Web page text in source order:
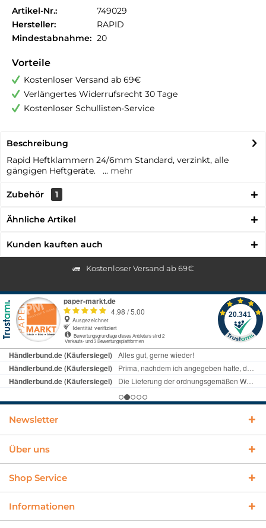
Artikel-Nr.:
749029
Hersteller:
RAPID
Mindestabnahme: 20
Vorteile
Kostenloser Versand ab 69€
Verlängertes Widerrufsrecht 30 Tage
Kostenloser Schullisten-Service
Beschreibung
Rapid Heftklammern 24/6mm Standard, verzinkt, alle
gängigen Heftgeräte. ... mehr
Zubehör 1
Ähnliche Artikel
Kunden kauften auch
Kostenloser Versand ab 69€
Newsletter
Über uns
Shop Service
Informationen